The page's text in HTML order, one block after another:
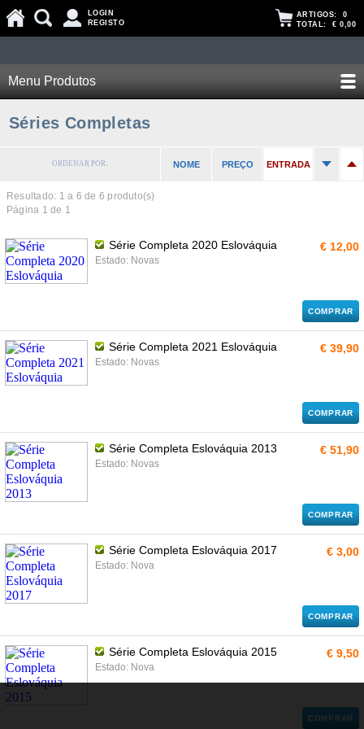
LOGIN
REGISTO
ARTIGOS: 0
TOTAL: € 0,00
Menu Produtos
Séries Completas
ORDENAR POR: NOME PREÇO ENTRADA
Resultado: 1 a 6 de 6 produto(s)
Página 1 de 1
Série Completa 2020 Eslováquia
Estado: Novas
€ 12,00
COMPRAR
Série Completa 2021 Eslováquia
Estado: Novas
€ 39,90
COMPRAR
Série Completa Eslováquia 2013
Estado: Novas
€ 51,90
COMPRAR
Série Completa Eslováquia 2017
Estado: Nova
€ 3,00
COMPRAR
Série Completa Eslováquia 2015
Estado: Nova
€ 9,50
COMPRAR